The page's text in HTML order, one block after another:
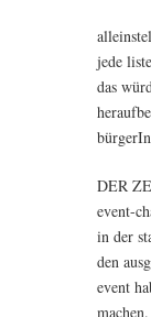
jede
das
DER
event-
in der
den
event